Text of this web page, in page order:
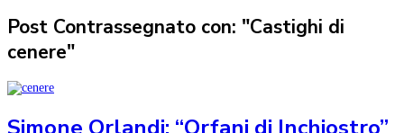
Post Contrassegnato con: "Castighi di
cenere"